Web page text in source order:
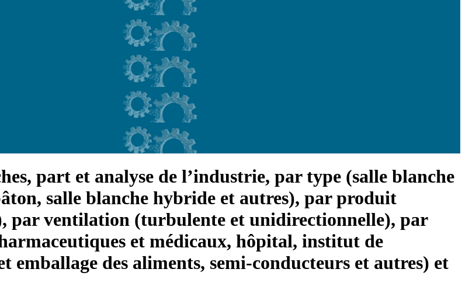
part et analyse de l’industrie, par type (salle blanche
salle blanche hybride et autres), par produit
par ventilation (turbulente et unidirectionnelle), par
et médicaux, hôpital, institut de
des aliments, semi-conducteurs et autres) et